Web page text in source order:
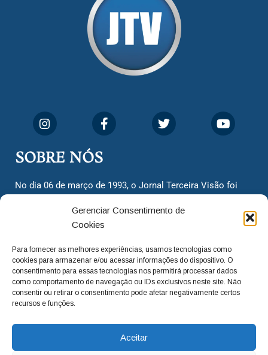
Gerenciar Consentimento de
Cookies
Para fornecer as melhores experiências, usamos tecnologias como
cookies para armazenar e/ou acessar informações do dispositivo. O
consentimento para essas tecnologias nos permitirá processar dados
como comportamento de navegação ou IDs exclusivos neste site. Não
consentir ou retirar o consentimento pode afetar negativamente certos
recursos e funções.
Aceitar
SOBRE NÓS
No dia 06 de março de 1993, o Jornal Terceira Visão foi
cidadãos valinhenses, já que naquela época só existiam
dois jornais. Há mais de 30 anos, o jornal continua
com o foco de trazer as melhores notícias. Nunca
deixamos de lado as necessidades do cidadão, sempre
questionando os órgãos públicos em busca de melhorias
para a cidade e sempre cobrando resoluções para casos